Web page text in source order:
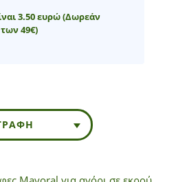
3.50 ευρώ(Δωρεάν
49€)